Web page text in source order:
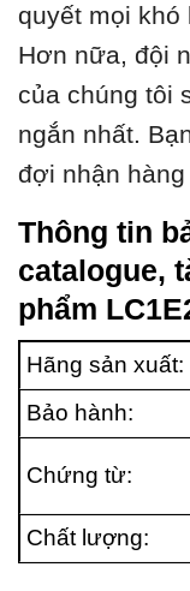
quyết mọi khó
Hơn nữa, đội
của chúng tôi
ngắn nhất.
đợi nhận
Thông tin
catalogue,
phẩm
Hãng sản xuất:
Bảo hành:
Chứng từ:
Chất lượng: